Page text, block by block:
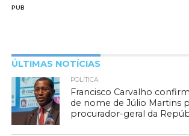
PUB
ÚLTIMAS NOTÍCIAS
POLÍTICA
Francisco Carvalho
de nome de Júlio Martins
procurador-geral da